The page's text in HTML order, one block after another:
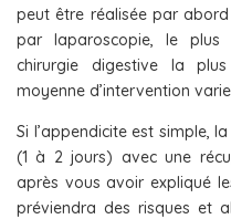
peut être réalisée par
par laparoscopie, le plus
chirurgie digestive la
moyenne d’intervention
Si l’appendicite est simple,
(1 à 2 jours) avec une
après vous avoir expliqué
préviendra des risques et